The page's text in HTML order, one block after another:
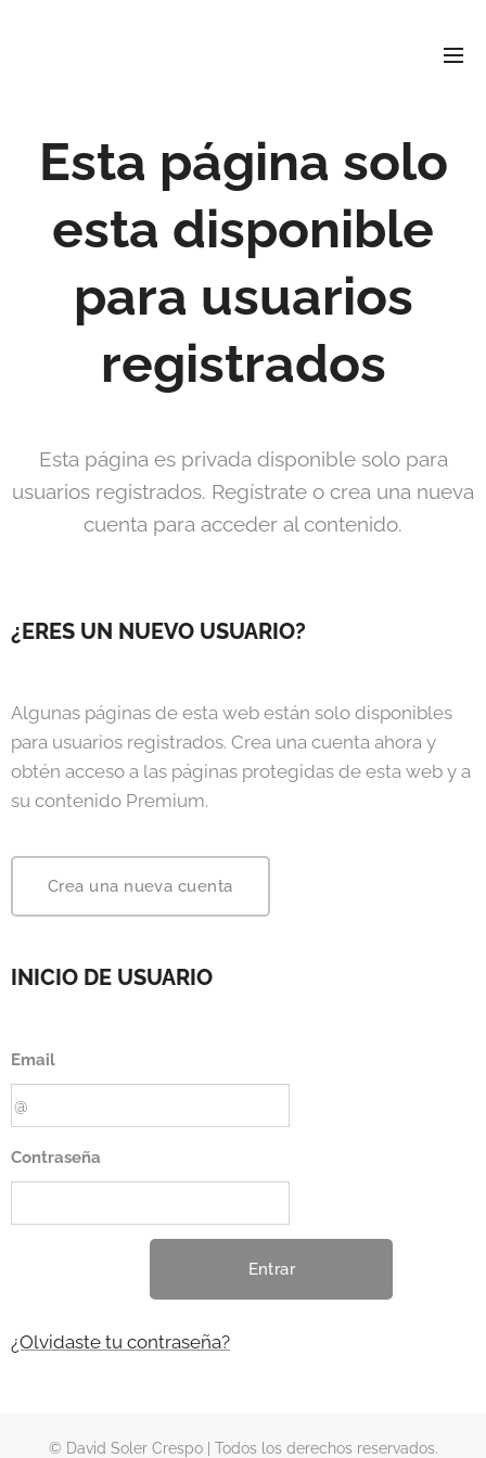
Esta página solo
esta disponible
para usuarios
registrados
Esta página es privada disponible solo para
usuarios registrados. Regístrate o crea una nueva
cuenta para acceder al contenido.
¿ERES UN NUEVO USUARIO?
Algunas páginas de esta web están solo disponibles
para usuarios registrados. Crea una cuenta ahora y
obtén acceso a las páginas protegidas de esta web y a
su contenido Premium.
Crea una nueva cuenta
INICIO DE USUARIO
Email
Contraseña
Entrar
¿Olvidaste tu contraseña?
© David Soler Crespo | Todos los derechos reservados.